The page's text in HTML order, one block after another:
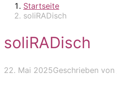
Startseite
soliRADisch
soliRADisch
22. Mai 2025Geschrieben von